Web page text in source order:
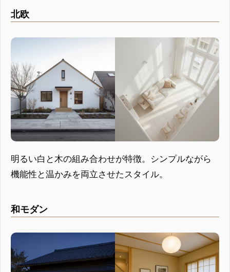
北欧
明るい白と木の組み合わせが特徴。シンプルながら
機能性と温かみを両立させたスタイル。
和モダン